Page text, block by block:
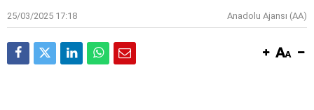
25/03/2025 17:18 Anadolu Ajansı (AA)